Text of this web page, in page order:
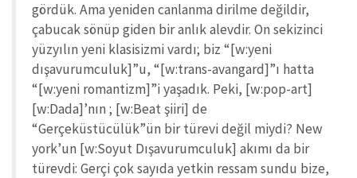
gördük. Ama yeniden canlanma dirilme değildir,
çabucak sönüp giden bir anlık alevdir. On sekizinci
yüzyılın yeni klasisizmi vardı; biz “[w:yeni
dışavurumculuk]”u, “[w:trans-avangard]”ı hatta
“[w:yeni romantizm]”i yaşadık. Peki, [w:pop-art]
[w:Dada]’nın ; [w:Beat şiiri] de
“Gerçeküstücülük”ün bir türevi değil miydi? New
york’un [w:Soyut Dışavurumculuk] akımı da bir
türevdi: Gerçi çok sayıda yetkin ressam sundu bize,